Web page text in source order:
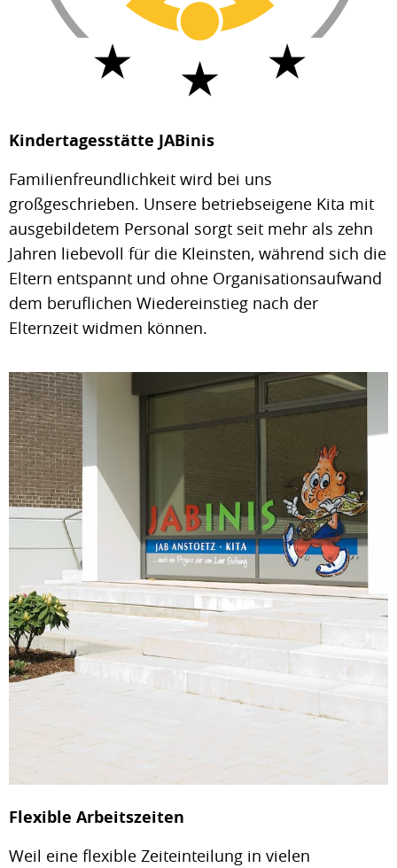
Kindertagesstätte JABinis
Familienfreundlichkeit wird bei uns
großgeschrieben. Unsere betriebseigene Kita mit
ausgebildetem Personal sorgt seit mehr als zehn
Jahren liebevoll für die Kleinsten, während sich die
Eltern entspannt und ohne Organisationsaufwand
dem beruflichen Wiedereinstieg nach der
Elternzeit widmen können.
Flexible Arbeitszeiten
Weil eine flexible Zeiteinteilung in vielen